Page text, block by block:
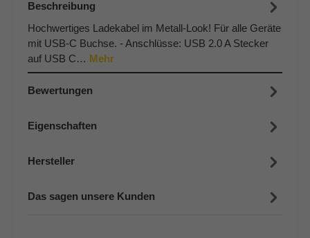
Beschreibung
Hochwertiges Ladekabel im Metall-Look! Für alle Geräte
mit USB-C Buchse. - Anschlüsse: USB 2.0 A Stecker
auf USB C… Mehr
Bewertungen
Eigenschaften
Hersteller
Das sagen unsere Kunden